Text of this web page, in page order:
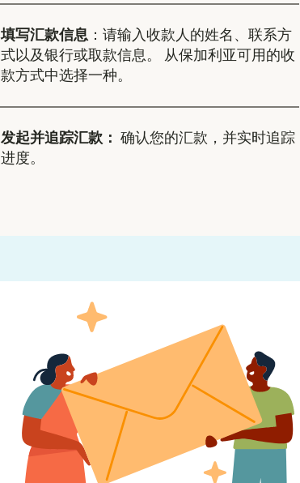
填写汇款信息 ：请输入收款人的姓名、联系方
式以及银行或取款信息。 从保加利亚可用的收
款方式中选择一种。
发起并追踪汇款：
确认您的汇款，并实时追踪
进度。